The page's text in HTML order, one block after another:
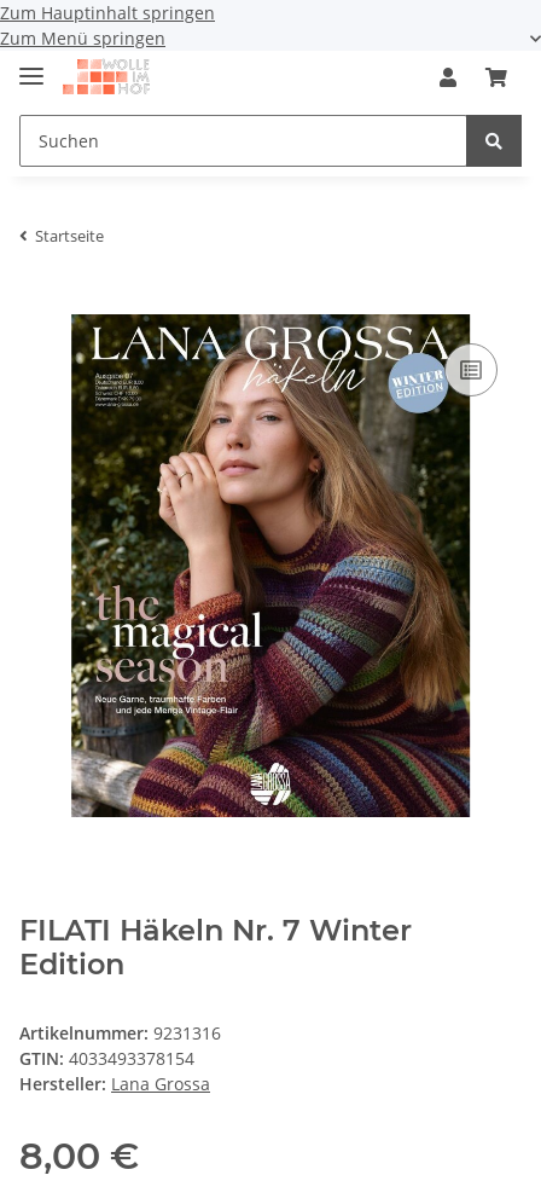
Zum Hauptinhalt springen
Zum Menü springen
Startseite
FILATI Häkeln Nr. 7 Winter
Edition
Artikelnummer: 9231316
GTIN: 4033493378154
Hersteller: Lana Grossa
8,00 €